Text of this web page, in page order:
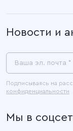
Пресс-центр
Контакты
Карта сайта
Новости и
Ваша эл. почта *
Подписываясь на
конфиденциальности
Мы в